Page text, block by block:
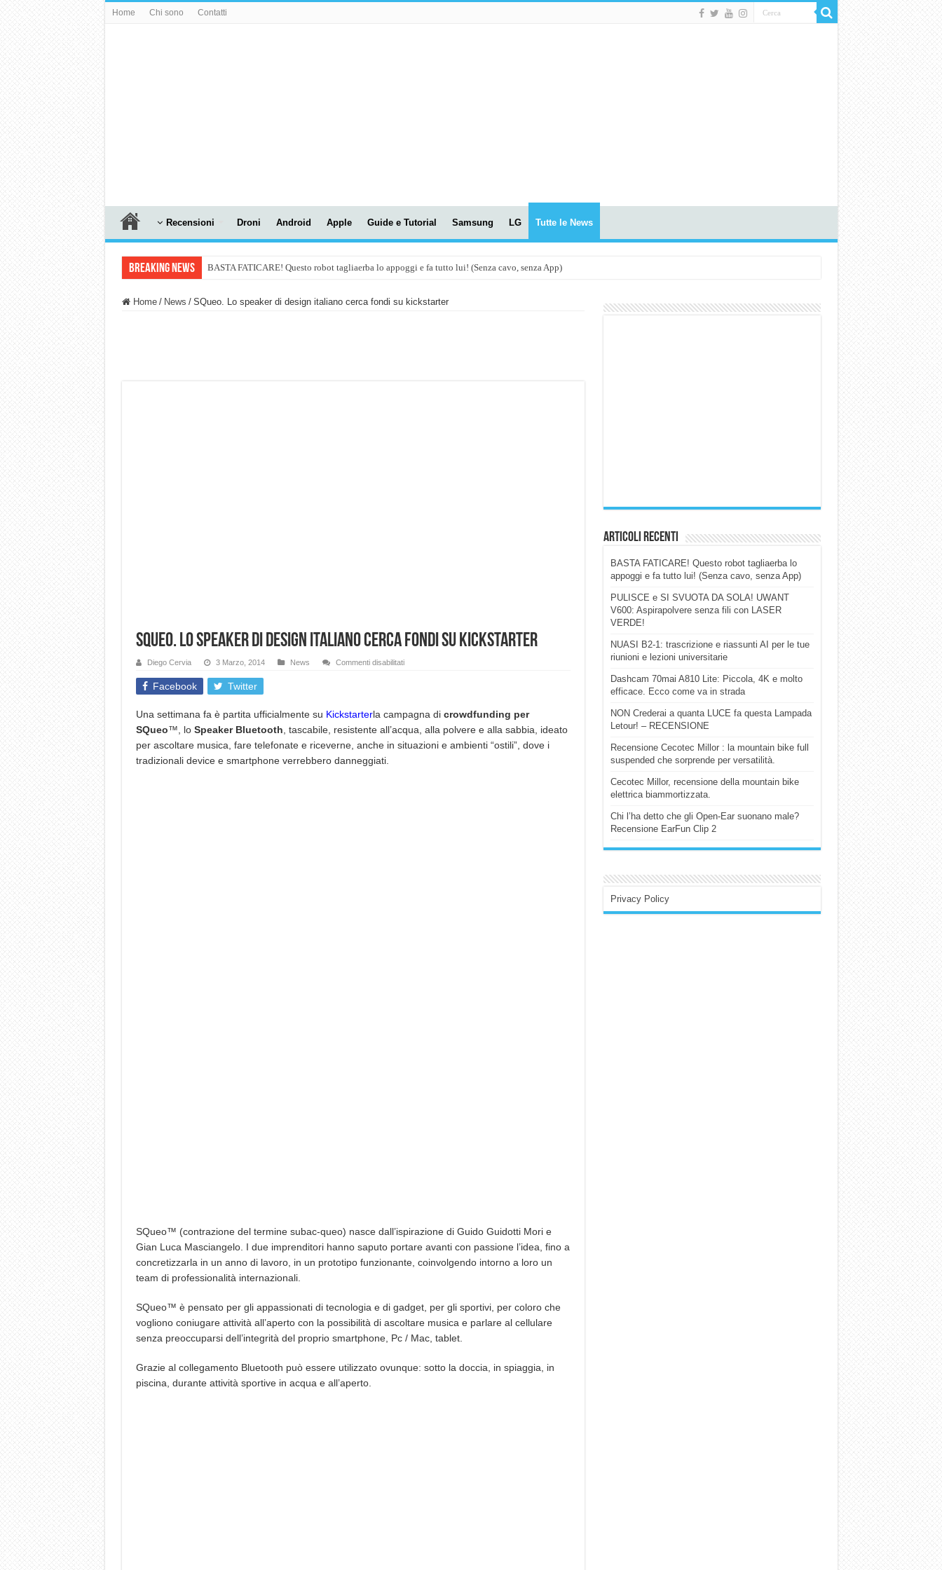
Home Chi sono Contatti
Recensioni Droni Android Apple Guide e Tutorial Samsung LG Tutte le News
Breaking News BASTA FATICARE! Questo robot tagliaerba lo appoggi e fa tutto lui! (Senza cavo, senza App)
Home / News / SQueo. Lo speaker di design italiano cerca fondi su kickstarter
SQueo. Lo speaker di design italiano cerca fondi su kickstarter
Diego Cervia 3 Marzo, 2014 News Commenti disabilitatisu
italiano
cerca
fondi
su
kickstarter
Facebook Twitter
Una settimana fa è partita ufficialmente su Kickstarterla campagna di crowdfunding per
SQueo™, lo Speaker Bluetooth , tascabile, resistente all’acqua, alla polvere e alla sabbia, ideato
per ascoltare musica, fare telefonate e riceverne, anche in situazioni e ambienti “ostili”, dove i
tradizionali device e smartphone verrebbero danneggiati.
SQueo™ (contrazione del termine subac-queo) nasce dall’ispirazione di Guido Guidotti Mori e
Gian Luca Masciangelo. I due imprenditori hanno saputo portare avanti con passione l’idea, fino a
concretizzarla in un anno di lavoro, in un prototipo funzionante, coinvolgendo intorno a loro un
team di professionalità internazionali.
SQueo™ è pensato per gli appassionati di tecnologia e di gadget, per gli sportivi, per coloro che
vogliono coniugare attività all’aperto con la possibilità di ascoltare musica e parlare al cellulare
senza preoccuparsi dell’integrità del proprio smartphone, Pc / Mac, tablet.
Grazie al collegamento Bluetooth può essere utilizzato ovunque: sotto la doccia, in spiaggia, in
piscina, durante attività sportive in acqua e all’aperto.
Articoli Recenti
BASTA FATICARE! Questo robot tagliaerba lo
appoggi e fa tutto lui! (Senza cavo, senza App)
PULISCE e SI SVUOTA DA SOLA! UWANT
V600: Aspirapolvere senza fili con LASER
VERDE!
NUASI B2-1: trascrizione e riassunti AI per le tue
riunioni e lezioni universitarie
Dashcam 70mai A810 Lite: Piccola, 4K e molto
efficace. Ecco come va in strada
NON Crederai a quanta LUCE fa questa Lampada
Letour! – RECENSIONE
Recensione Cecotec Millor : la mountain bike full
suspended che sorprende per versatilità.
Cecotec Millor, recensione della mountain bike
elettrica biammortizzata.
Chi l’ha detto che gli Open-Ear suonano male?
Recensione EarFun Clip 2
Privacy Policy